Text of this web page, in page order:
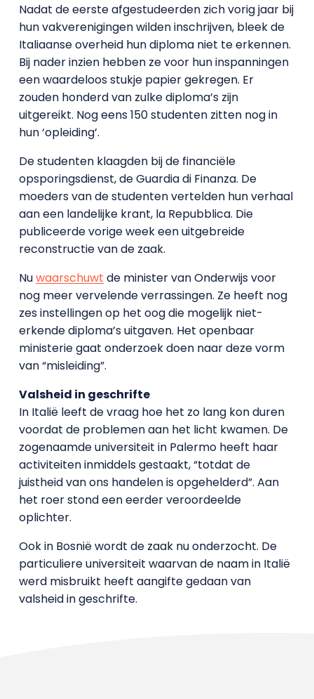
Nadat de eerste afgestudeerden zich vorig jaar bij
hun vakverenigingen wilden inschrijven, bleek de
Italiaanse overheid hun diploma niet te erkennen.
Bij nader inzien hebben ze voor hun inspanningen
een waardeloos stukje papier gekregen. Er
zouden honderd van zulke diploma’s zijn
uitgereikt. Nog eens 150 studenten zitten nog in
hun ‘opleiding’.
De studenten klaagden bij de financiële
opsporingsdienst, de Guardia di Finanza. De
moeders van de studenten vertelden hun verhaal
aan een landelijke krant, la Repubblica. Die
publiceerde vorige week een uitgebreide
reconstructie van de zaak.
Nuwaarschuwt de minister van Onderwijs voor
nog meer vervelende verrassingen. Ze heeft nog
zes instellingen op het oog die mogelijk niet-
erkende diploma’s uitgaven. Het openbaar
ministerie gaat onderzoek doen naar deze vorm
van “misleiding”.
Valsheid in geschrifte
In Italië leeft de vraag hoe het zo lang kon duren
voordat de problemen aan het licht kwamen. De
zogenaamde universiteit in Palermo heeft haar
activiteiten inmiddels gestaakt, “totdat de
juistheid van ons handelen is opgehelderd”. Aan
het roer stond een eerder veroordeelde
oplichter.
Ook in Bosnië wordt de zaak nu onderzocht. De
particuliere universiteit waarvan de naam in Italië
werd misbruikt heeft aangifte gedaan van
valsheid in geschrifte.